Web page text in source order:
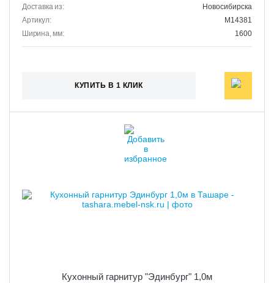
Доставка из:
Новосибирска
Артикул:
M14381
Ширина, мм:
1600
КУПИТЬ В 1 КЛИК
Кухонный гарнитур "Эдинбург" 1,0м